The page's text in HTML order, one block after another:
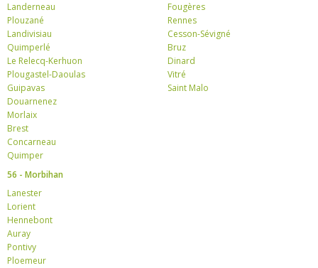
Landerneau
Plouzané
Landivisiau
Quimperlé
Le Relecq-Kerhuon
Plougastel-Daoulas
Guipavas
Douarnenez
Morlaix
Brest
Concarneau
Quimper
Fougères
Rennes
Cesson-Sévigné
Bruz
Dinard
Vitré
Saint Malo
56 - Morbihan
Lanester
Lorient
Hennebont
Auray
Pontivy
Ploemeur